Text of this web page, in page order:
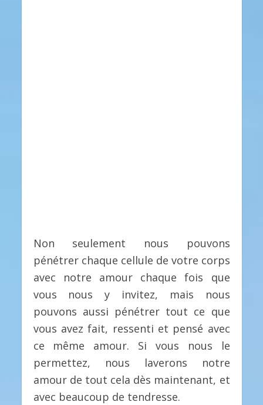
Non seulement nous pouvons
pénétrer chaque cellule de votre corps
avec notre amour chaque fois que
vous nous y invitez, mais nous
pouvons aussi pénétrer tout ce que
vous avez fait, ressenti et pensé avec
ce même amour. Si vous nous le
permettez, nous laverons notre
amour de tout cela dès maintenant, et
avec beaucoup de tendresse.